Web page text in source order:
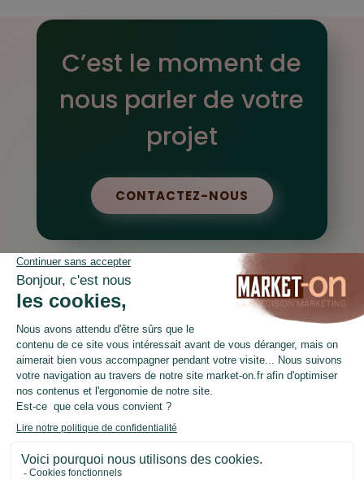
C’est le moment de
nous parler de votre
projet
CONTACTEZ-NOUS
LinkedIn
Facebook